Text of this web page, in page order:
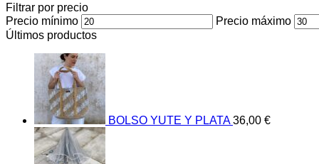
Filtrar por precio
Precio mínimo
Precio máximo
Últimos productos
BOLSO YUTE Y PLATA 36,00 €